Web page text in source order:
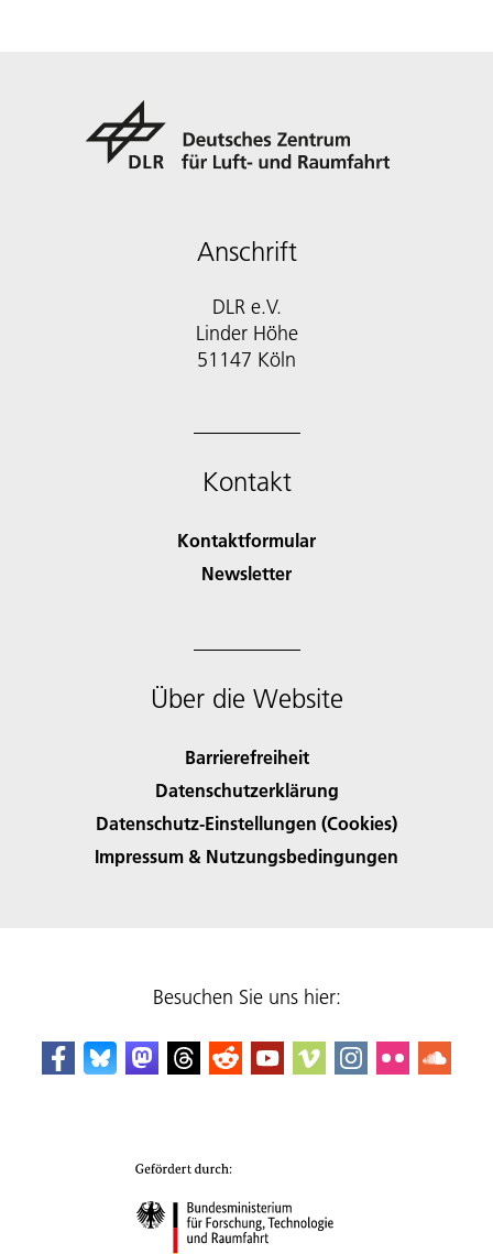
Anschrift
DLR e.V.
Linder Höhe
51147 Köln
Kontakt
Kontaktformular
Newsletter
Über die Website
Barrierefreiheit
Datenschutzerklärung
Datenschutz-Einstellungen (Cookies)
Impressum & Nutzungsbedingungen
Besuchen Sie uns hier: